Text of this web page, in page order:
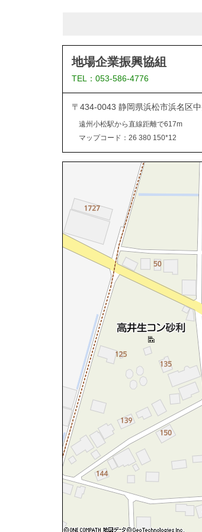
地場企業振興協組
TEL：053-586-4776
〒434-0043 静岡県浜松市浜名区
遠州小松駅から直線距離で617m
マップコード：26 380 150*12